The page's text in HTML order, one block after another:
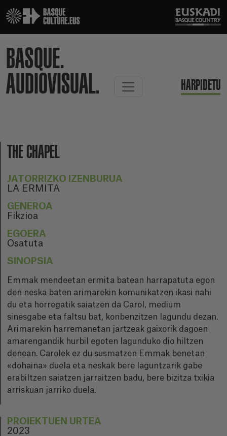
BASQUE.
AUDIOVISUAL.
HARPIDETU
THE CHAPEL
JATORRIZKO IZENBURUA
LA ERMITA
GENEROA
Fikzioa
EGOERA
Osatuta
SINOPSIA
Emmak mendeetan ermita batean harrapatuta egon
den neska baten arimarekin komunikatzen ikasi nahi
du eta horregatik saiatzen da Carol, medium
sinesgabe eta faltsu bat, konbenzitzen lagundu dezan.
Arimarekin harremanetan jartzeak gaixorik dagoen
amarengandik hurbil egoten lagunduko dio hiltzen
denean. Carolek ez du susmatzen Emmak benetan
«dohaina» duela eta neskak bere laguntzarik gabe
erabiltzen saiatzen jarraitzen badu, bere bizitza txikia
arriskuan jarriko duela.
PROIEKTUEN URTEA
2023